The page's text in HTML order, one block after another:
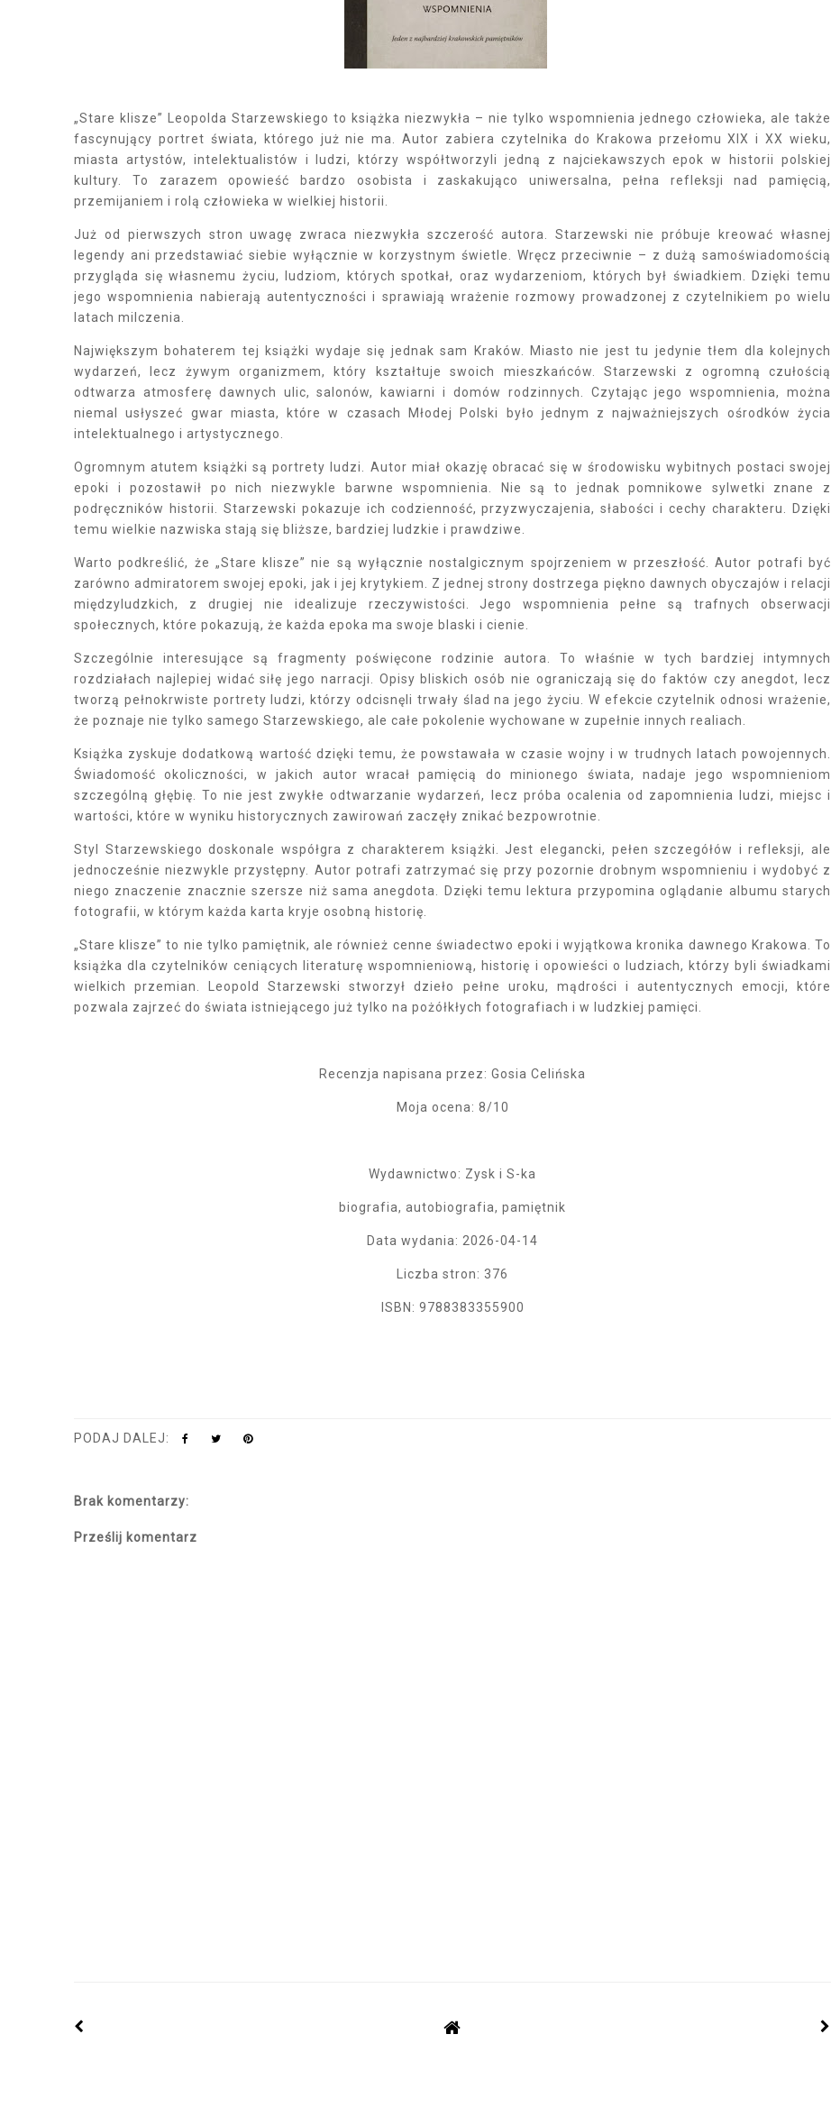
„Stare klisze” Leopolda Starzewskiego to książka niezwykła – nie tylko wspomnienia jednego człowieka, ale także
fascynujący portret świata, którego już nie ma. Autor zabiera czytelnika do Krakowa przełomu XIX i XX wieku,
miasta artystów, intelektualistów i ludzi, którzy współtworzyli jedną z najciekawszych epok w historii polskiej
kultury. To zarazem opowieść bardzo osobista i zaskakująco uniwersalna, pełna refleksji nad pamięcią,
przemijaniem i rolą człowieka w wielkiej historii.
Już od pierwszych stron uwagę zwraca niezwykła szczerość autora. Starzewski nie próbuje kreować własnej
legendy ani przedstawiać siebie wyłącznie w korzystnym świetle. Wręcz przeciwnie – z dużą samoświadomością
przygląda się własnemu życiu, ludziom, których spotkał, oraz wydarzeniom, których był świadkiem. Dzięki temu
jego wspomnienia nabierają autentyczności i sprawiają wrażenie rozmowy prowadzonej z czytelnikiem po wielu
latach milczenia.
Największym bohaterem tej książki wydaje się jednak sam Kraków. Miasto nie jest tu jedynie tłem dla kolejnych
wydarzeń, lecz żywym organizmem, który kształtuje swoich mieszkańców. Starzewski z ogromną czułością
odtwarza atmosferę dawnych ulic, salonów, kawiarni i domów rodzinnych. Czytając jego wspomnienia, można
niemal usłyszeć gwar miasta, które w czasach Młodej Polski było jednym z najważniejszych ośrodków życia
intelektualnego i artystycznego.
Ogromnym atutem książki są portrety ludzi. Autor miał okazję obracać się w środowisku wybitnych postaci swojej
epoki i pozostawił po nich niezwykle barwne wspomnienia. Nie są to jednak pomnikowe sylwetki znane z
podręczników historii. Starzewski pokazuje ich codzienność, przyzwyczajenia, słabości i cechy charakteru. Dzięki
temu wielkie nazwiska stają się bliższe, bardziej ludzkie i prawdziwe.
Warto podkreślić, że „Stare klisze” nie są wyłącznie nostalgicznym spojrzeniem w przeszłość. Autor potrafi być
zarówno admiratorem swojej epoki, jak i jej krytykiem. Z jednej strony dostrzega piękno dawnych obyczajów i relacji
międzyludzkich, z drugiej nie idealizuje rzeczywistości. Jego wspomnienia pełne są trafnych obserwacji
społecznych, które pokazują, że każda epoka ma swoje blaski i cienie.
Szczególnie interesujące są fragmenty poświęcone rodzinie autora. To właśnie w tych bardziej intymnych
rozdziałach najlepiej widać siłę jego narracji. Opisy bliskich osób nie ograniczają się do faktów czy anegdot, lecz
tworzą pełnokrwiste portrety ludzi, którzy odcisnęli trwały ślad na jego życiu. W efekcie czytelnik odnosi wrażenie,
że poznaje nie tylko samego Starzewskiego, ale całe pokolenie wychowane w zupełnie innych realiach.
Książka zyskuje dodatkową wartość dzięki temu, że powstawała w czasie wojny i w trudnych latach powojennych.
Świadomość okoliczności, w jakich autor wracał pamięcią do minionego świata, nadaje jego wspomnieniom
szczególną głębię. To nie jest zwykłe odtwarzanie wydarzeń, lecz próba ocalenia od zapomnienia ludzi, miejsc i
wartości, które w wyniku historycznych zawirowań zaczęły znikać bezpowrotnie.
Styl Starzewskiego doskonale współgra z charakterem książki. Jest elegancki, pełen szczegółów i refleksji, ale
jednocześnie niezwykle przystępny. Autor potrafi zatrzymać się przy pozornie drobnym wspomnieniu i wydobyć z
niego znaczenie znacznie szersze niż sama anegdota. Dzięki temu lektura przypomina oglądanie albumu starych
fotografii, w którym każda karta kryje osobną historię.
„Stare klisze” to nie tylko pamiętnik, ale również cenne świadectwo epoki i wyjątkowa kronika dawnego Krakowa. To
książka dla czytelników ceniących literaturę wspomnieniową, historię i opowieści o ludziach, którzy byli świadkami
wielkich przemian. Leopold Starzewski stworzył dzieło pełne uroku, mądrości i autentycznych emocji, które
pozwala zajrzeć do świata istniejącego już tylko na pożółkłych fotografiach i w ludzkiej pamięci.
Recenzja napisana przez: Gosia Celińska
Moja ocena: 8/10
Wydawnictwo: Zysk i S-ka
biografia, autobiografia, pamiętnik
Data wydania: 2026-04-14
Liczba stron: 376
ISBN: 9788383355900
PODAJ DALEJ:
Brak komentarzy:
Prześlij komentarz